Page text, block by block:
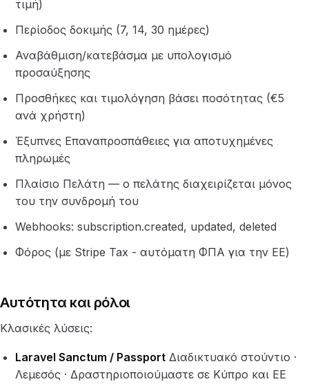
τιμή)
Περίοδος δοκιμής (7, 14, 30 ημέρες)
Αναβάθμιση/κατεβάσμα με υπολογισμό
προσαύξησης
Προσθήκες και τιμολόγηση βάσει ποσότητας (€5
ανά χρήστη)
Έξυπνες Επαναπροσπάθειες για αποτυχημένες
πληρωμές
Πλαίσιο Πελάτη — ο πελάτης διαχειρίζεται μόνος
του την συνδρομή του
Webhooks: subscription.created, updated, deleted
Φόρος (με Stripe Tax - αυτόματη ΦΠΑ για την ΕΕ)
Αυτότητα και ρόλοι
Κλασικές λύσεις:
Laravel Sanctum / Passport Διαδικτυακό στούντιο ·
Λεμεσός · Δραστηριοποιούμαστε σε Κύπρο και ΕΕ